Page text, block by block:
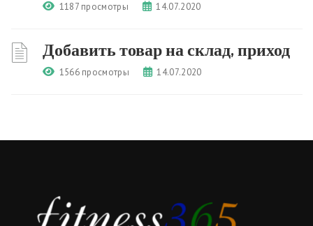
1187 просмотры 14.07.2020
Добавить товар на склад, приход
1566 просмотры 14.07.2020